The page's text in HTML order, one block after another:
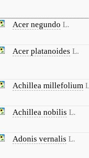
Acer negundo L.
Acer platanoides L.
Achillea millefolium
Achillea nobilis L.
Adonis vernalis L.